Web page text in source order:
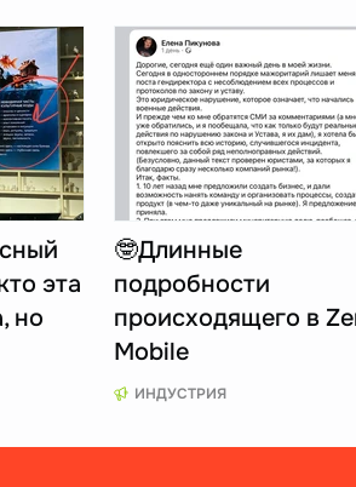
эта
но
🤓Длинные
подробности
происходящего в
Mobile
ИНДУСТРИЯ